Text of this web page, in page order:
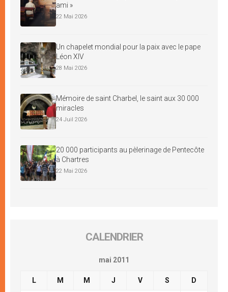
ami »
22 Mai 2026
Un chapelet mondial pour la paix avec le pape
Léon XIV
28 Mai 2026
Mémoire de saint Charbel, le saint aux 30 000
miracles
24 Juil 2026
20 000 participants au pèlerinage de Pentecôte
à Chartres
22 Mai 2026
CALENDRIER
mai 2011
L M M J V S D